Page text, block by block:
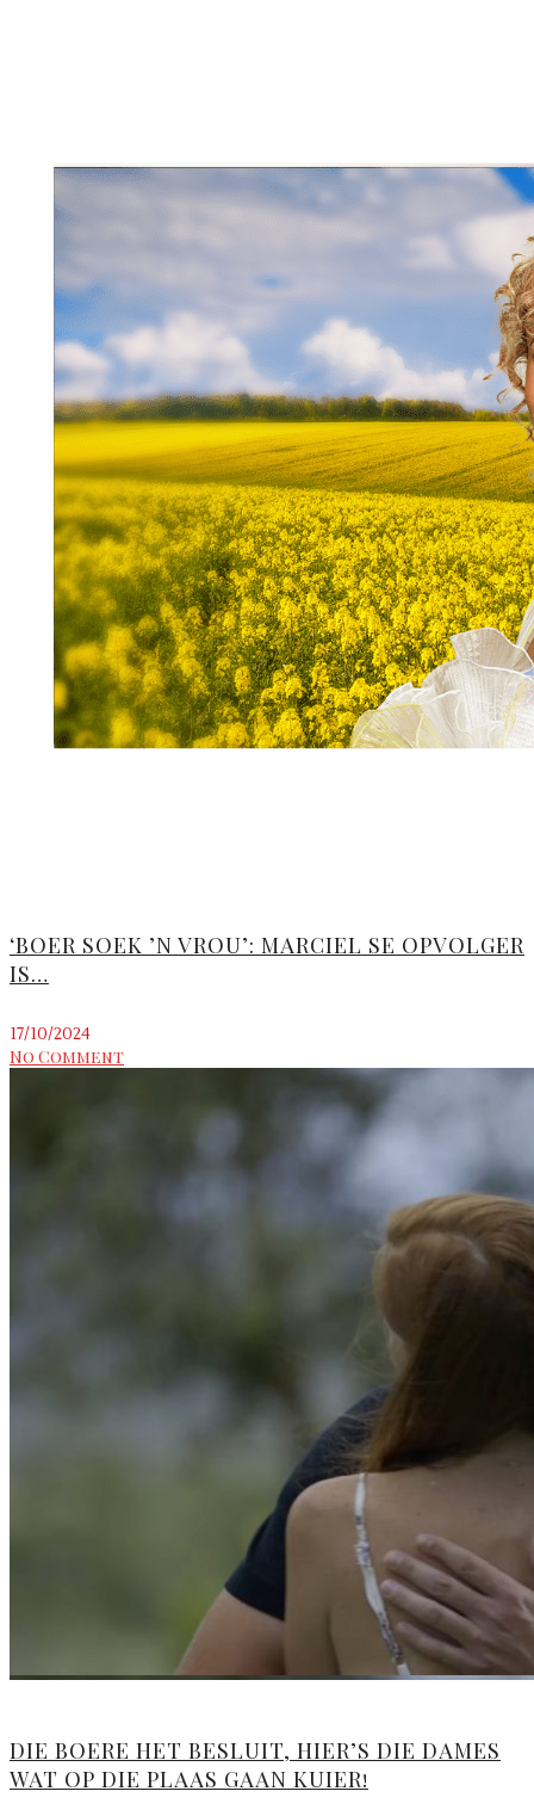
‘BOER SOEK ’N VROU’: MARCIEL SE OPVOLGER
IS…
17/10/2024
No Comment
DIE BOERE HET BESLUIT, HIER’S DIE DAMES
WAT OP DIE PLAAS GAAN KUIER!